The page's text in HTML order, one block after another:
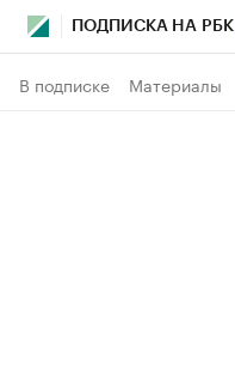
ПОДПИСКА НА РБК
В подписке Материалы